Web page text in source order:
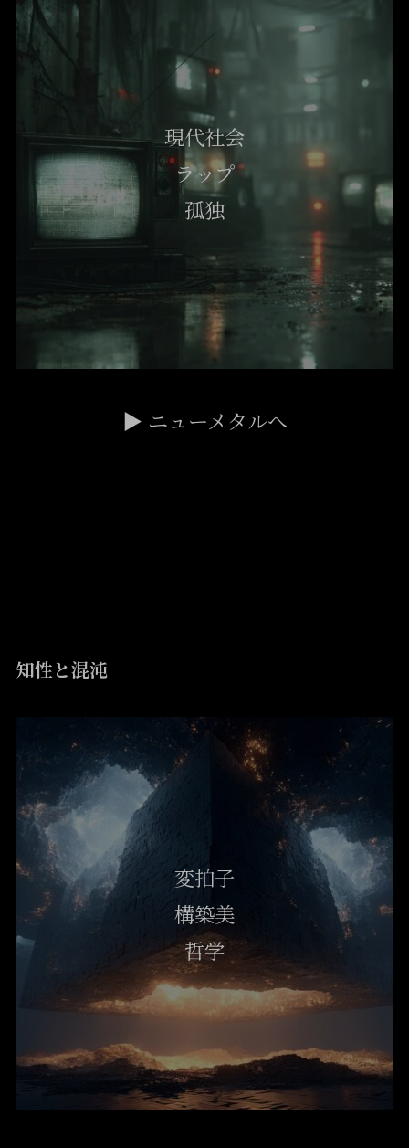
現代社会
ラップ
孤独
▶ ニューメタルへ
知性と混沌
変拍子
構築美
哲学